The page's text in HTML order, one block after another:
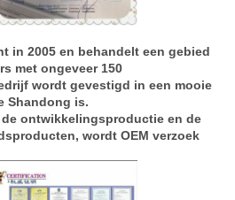
in 2005 en behandelt een gebied
met ongeveer 150
wordt gevestigd in een mooie
Shandong is.
ontwikkelingsproductie en de
wordt OEM verzoek